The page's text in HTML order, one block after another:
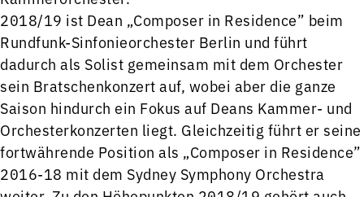
2018/19 ist Dean „Composer in Residence” beim
Rundfunk-Sinfonieorchester Berlin und führt
dadurch als Solist gemeinsam mit dem Orchester
sein Bratschenkonzert auf, wobei aber die ganze
Saison hindurch ein Fokus auf Deans Kammer- und
Orchesterkonzerten liegt. Gleichzeitig führt er seine
fortwährende Position als „Composer in Residence”
2016-18 mit dem Sydney Symphony Orchestra